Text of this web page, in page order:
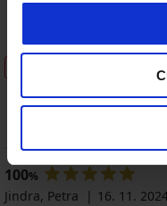
100%
Jindra, Petra
16. 11.